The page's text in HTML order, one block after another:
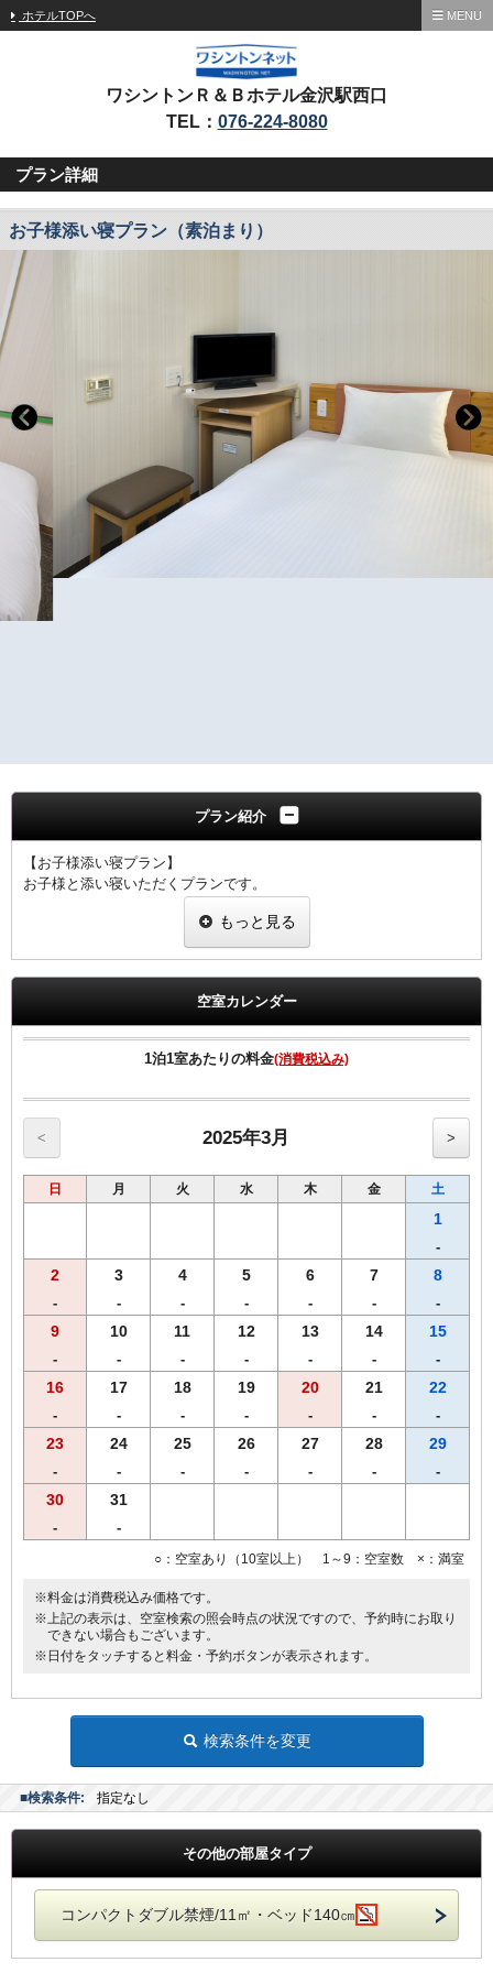
ホテルTOPへ MENU
ワシントンＲ＆Ｂホテル金沢駅西口
TEL： 076-224-8080
プラン詳細
お子様添い寝プラン（素泊まり）
プラン紹介
【お子様添い寝プラン】
お子様と添い寝いただくプランです。
ご使用の際はフロントへお申し付けください。
荷物も少なくすみ、赤ちゃんと一緒に安心してご宿泊いただけます。
もちろん小学生以下のお子様なのでお子様分の料金は発生しません。
【全プラン共通サービス】
・ウェルカムドリンクとしてＲ＆Ｂオリジナル挽きたてコーヒーをご
用意！
【重要なお知らせ】
金沢市条例により1泊1名当り5,500円以上のご宿泊に宿泊税200円が別
途課税されます。
表示料金には宿泊税は含まれておりません。
もっと見る
空室カレンダー
1泊1室あたりの料金(消費税込み)
< 2025年3月 >
日 月 火 水 木 金 土
1
-
2
-
3
-
4
-
5
-
6
-
7
-
8
-
9
-
10
-
11
-
12
-
13
-
14
-
15
-
16
-
17
-
18
-
19
-
20
-
21
-
22
-
23
-
24
-
25
-
26
-
27
-
28
-
29
-
30
-
31
-
○：空室あり（10室以上） 1～9：空室数 ×：満室
※料金は消費税込み価格です。
※上記の表示は、空室検索の照会時点の状況ですので、予約時にお取り
できない場合もございます。
※日付をタッチすると料金・予約ボタンが表示されます。
検索条件を変更
■検索条件: 指定なし
その他の部屋タイプ
コンパクトダブル禁煙/11㎡・ベッド140㎝